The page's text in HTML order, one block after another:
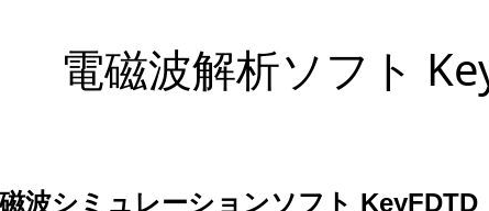
電磁波解析ソフト
波シミュレーションソフト KeyFDTD